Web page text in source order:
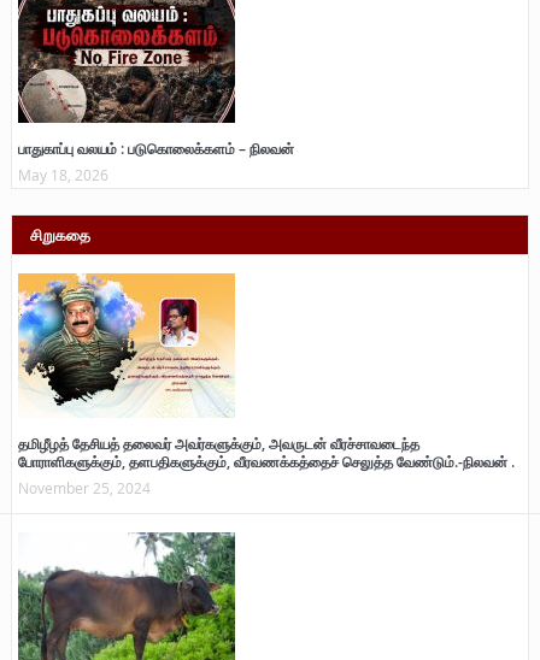
பாதுகாப்பு வலயம் : படுகொலைக்களம் – நிலவன்
May 18, 2026
சிறுகதை
தமிழீழத் தேசியத் தலைவர் அவர்களுக்கும், அவருடன் வீரச்சாவடைந்த
போராளிகளுக்கும், தளபதிகளுக்கும், வீரவணக்கத்தைச் செலுத்த வேண்டும்.-நிலவன் .
November 25, 2024